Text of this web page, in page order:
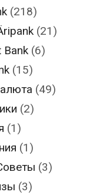
(218)
(21)
Bank (6)
(15)
(49)
(2)
(1)
(1)
(3)
(3)